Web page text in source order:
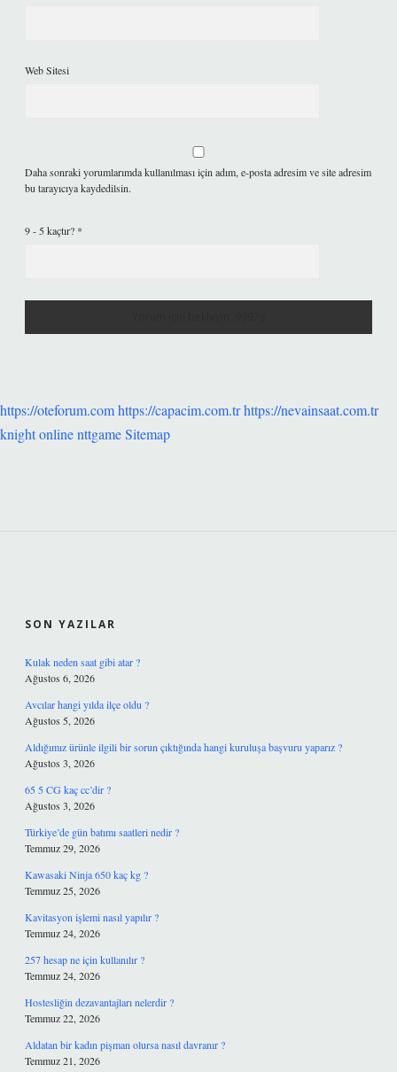
Web Sitesi
Daha sonraki yorumlarımda kullanılması için adım, e-posta adresim ve site adresim
bu tarayıcıya kaydedilsin.
9 - 5 kaçtır? *
https://oteforum.comhttps://capacim.com.trhttps://nevainsaat.com.tr
knight onlinenttgameSitemap
SON YAZILAR
Kulak neden saat gibi atar ?
Ağustos 6, 2026
Avcılar hangi yılda ilçe oldu ?
Ağustos 5, 2026
Aldığımız ürünle ilgili bir sorun çıktığında hangi kuruluşa başvuru yaparız ?
Ağustos 3, 2026
65 5 CG kaç cc’dir ?
Ağustos 3, 2026
Türkiye’de gün batımı saatleri nedir ?
Temmuz 29, 2026
Kawasaki Ninja 650 kaç kg ?
Temmuz 25, 2026
Kavitasyon işlemi nasıl yapılır ?
Temmuz 24, 2026
257 hesap ne için kullanılır ?
Temmuz 24, 2026
Hostesliğin dezavantajları nelerdir ?
Temmuz 22, 2026
Aldatan bir kadın pişman olursa nasıl davranır ?
Temmuz 21, 2026